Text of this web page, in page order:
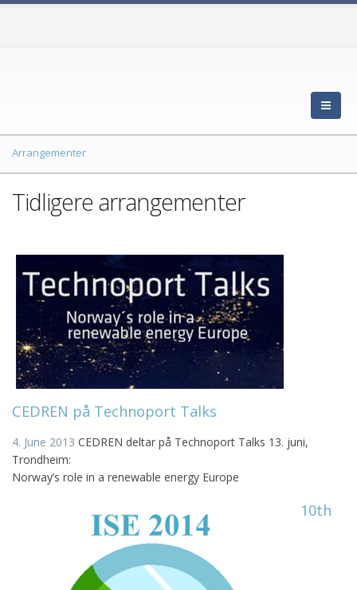
Arrangementer
Tidligere arrangementer
CEDREN på Technoport Talks
4. June 2013 CEDREN deltar på Technoport Talks 13. juni,
Trondheim:
Norway’s role in a renewable energy Europe
10th